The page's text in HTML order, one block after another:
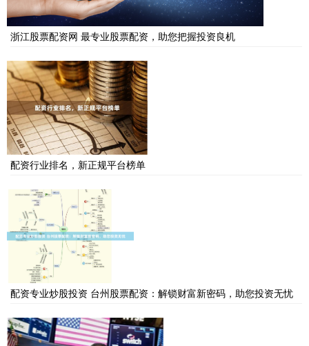
浙江股票配资网 最专业股票配资，助您把握投资良机
配资行业排名，新正规平台榜单
配资专业炒股投资 台州股票配资：解锁财富新密码，助您投资无忧